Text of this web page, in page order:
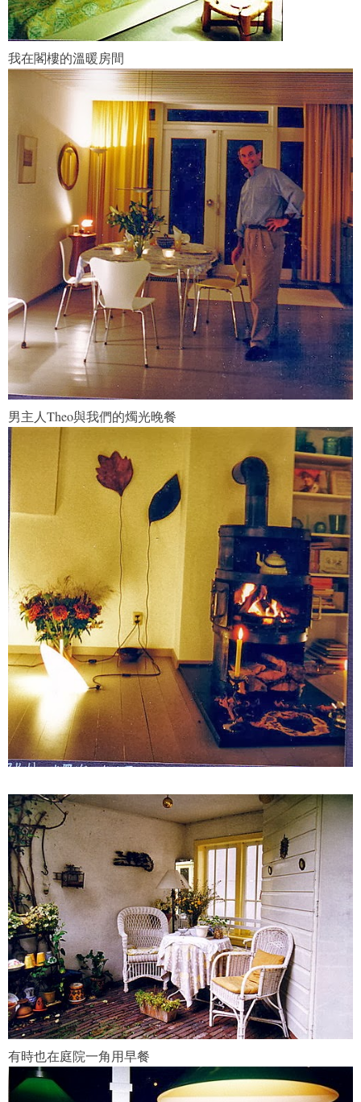
我在閣樓的溫暖房間
男主人Theo與我們的燭光晚餐
有時也在庭院一角用早餐